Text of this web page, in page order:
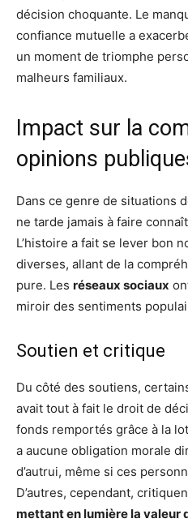
décision choquante. Le
confiance mutuelle a
un moment de triomphe
malheurs familiaux.
Impact sur la
opinions
Dans ce genre de situations
ne tarde jamais à faire
L’histoire a fait se lever bon
diverses, allant de la
pure. Les réseaux sociaux
miroir des sentiments
Soutien et critique
Du côté des soutiens,
avait tout à fait le droit de
fonds remportés grâce à la
a aucune obligation morale
d’autrui, même si ces
D’autres, cependant,
mettant en lumière la valeur